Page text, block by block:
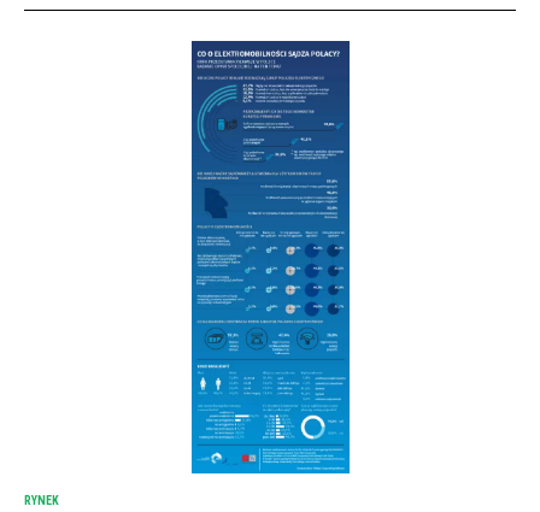
RYNEK